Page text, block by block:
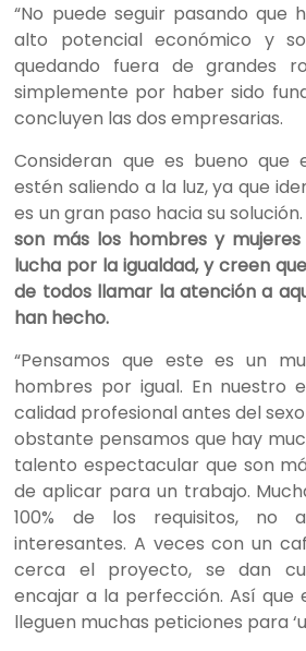
“No puede seguir pasando que
alto potencial económico y
quedando fuera de grandes
simplemente por haber sido
concluyen las dos empresarias.
Consideran que es bueno que
estén saliendo a la luz, ya que
es un gran paso hacia su
son más los hombres y
lucha por la igualdad, y creen
de todos llamar la atención a
han hecho.
“Pensamos que este es un
hombres por igual. En nuestro
calidad profesional antes del
obstante pensamos que hay
talento espectacular que son
de aplicar para un trabajo.
100% de los requisitos, no
interesantes. A veces con un
cerca el proyecto, se dan
encajar a la perfección. Así que
lleguen muchas peticiones para